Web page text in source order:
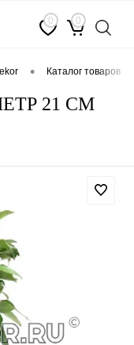
0 0
• каталог товаров
21 СМ